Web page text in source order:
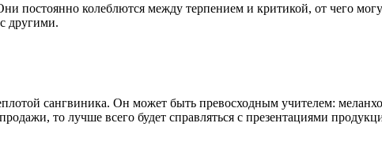
колеблются между терпением и критикой, от чего
другими.
сангвиника. Он может быть превосходным учителем:
то лучше всего будет справляться с презентациями